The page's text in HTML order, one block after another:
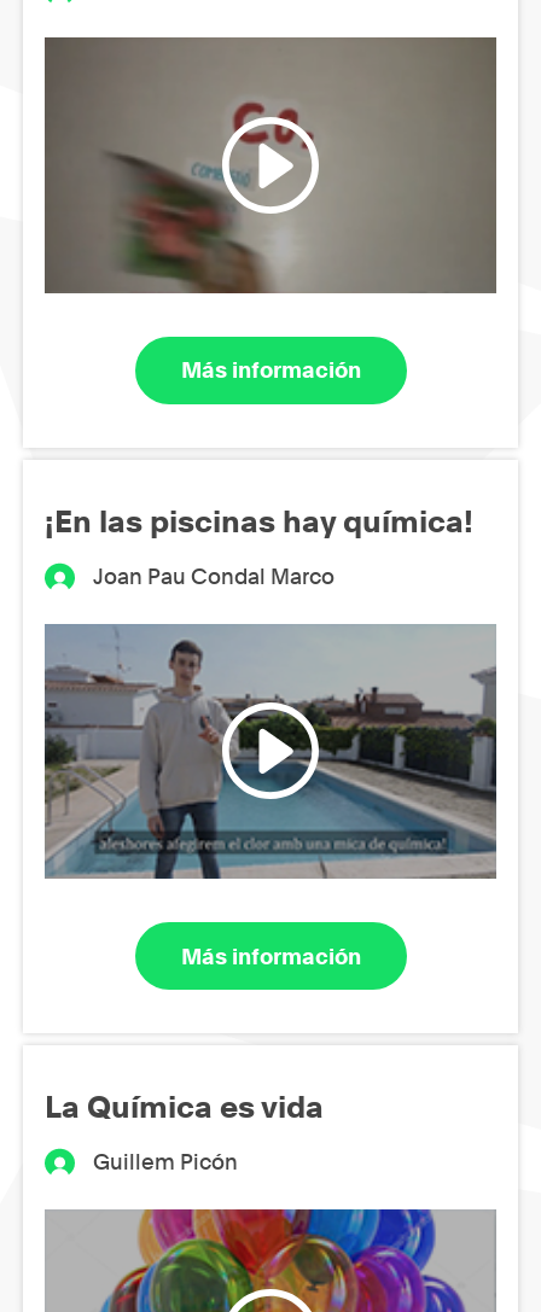
Más información
¡En las piscinas hay química!
Joan Pau Condal Marco
Más información
La Química es vida
Guillem Picón